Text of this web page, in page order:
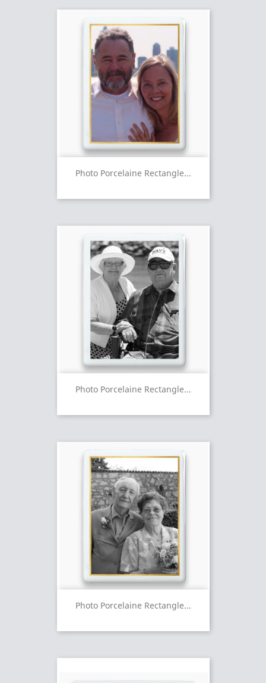
Photo Porcelaine Rectangle...
Photo Porcelaine Rectangle...
Photo Porcelaine Rectangle...